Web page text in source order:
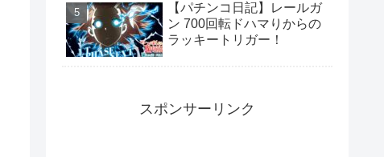
【パチンコ日記】レールガ
ン 700回転ドハマりからの
ラッキートリガー！
スポンサーリンク